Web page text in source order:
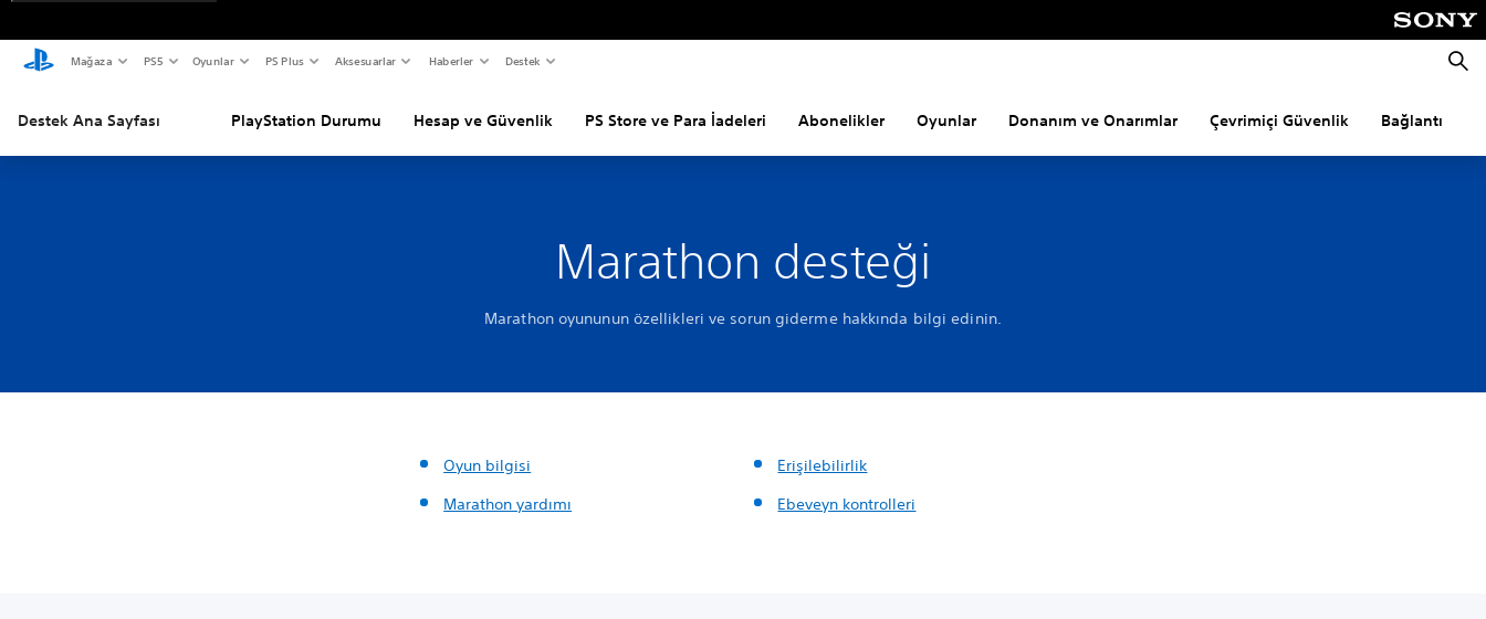
Mağaza PS5 Oyunlar PS Plus Aksesuarlar Haberler Destek
Destek Ana Sayfası PlayStation Durumu Hesap ve Güvenlik PS Store ve Para İadeleri Abonelikler Oyunlar Donanım ve Onarımlar Çevrimiçi Güvenlik Bağlantı
Marathon desteği
Marathon oyununun özellikleri ve sorun giderme hakkında bilgi edinin.
Oyun bilgisi
Marathon yardımı
Erişilebilirlik
Ebeveyn kontrolleri